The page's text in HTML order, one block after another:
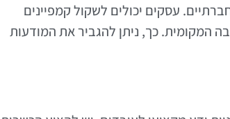
עסקים יכולים לשקול קמפיינים
המקומית. כך, ניתן להגביר את המודעות